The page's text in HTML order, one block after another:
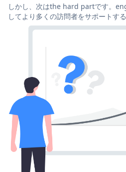
しかし、次はthe hard partです。
してより多くの訪問者をサポートす